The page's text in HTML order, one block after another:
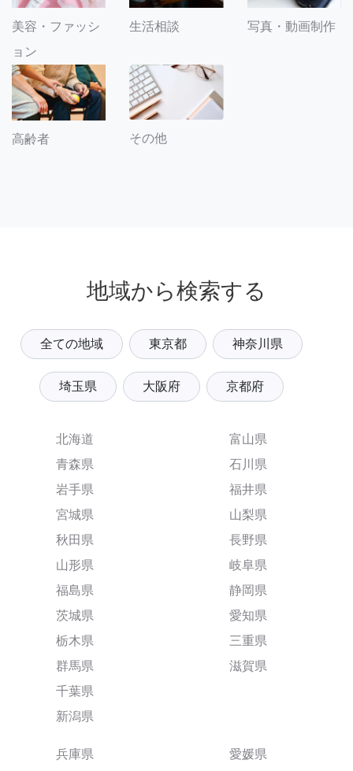
美容・ファッシ
ョン
生活相談 写真・動画制作
高齢者 その他
地域から検索する
全ての地域 東京都 神奈川県
埼玉県 大阪府 京都府
北海道
青森県
岩手県
宮城県
秋田県
山形県
福島県
茨城県
栃木県
群馬県
千葉県
新潟県
富山県
石川県
福井県
山梨県
長野県
岐阜県
静岡県
愛知県
三重県
滋賀県
兵庫県
愛媛県